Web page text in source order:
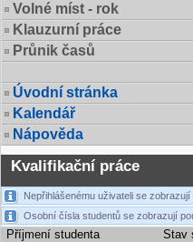
Volné míst - rok
Klauzurní práce
Průnik časů
Úvodní stránka
Kalendář
Nápověda
Kvalifikační práce
Nepřihlášenému uživateli se
Osobní čísla studentů se zobrazují
Příjmení studenta Stav